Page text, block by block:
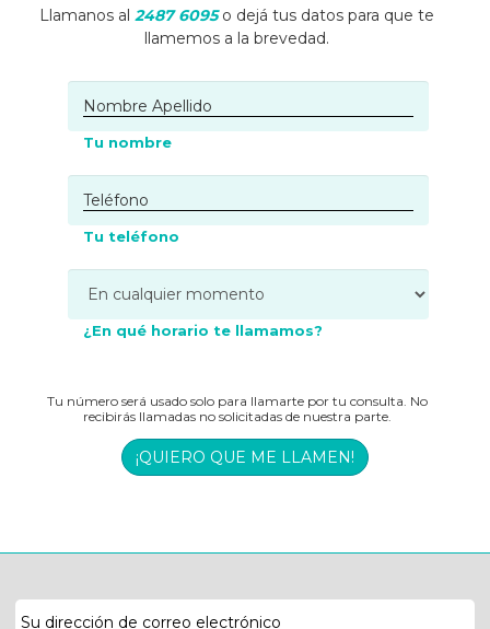
Llamanos al 2487 6095o dejá tus datos para que te
llamemos a la brevedad.
Tu nombre
Tu teléfono
¿En qué horario te llamamos?
Tu número será usado solo para llamarte por tu consulta. No
recibirás llamadas no solicitadas de nuestra parte.
¡QUIERO QUE ME LLAMEN!